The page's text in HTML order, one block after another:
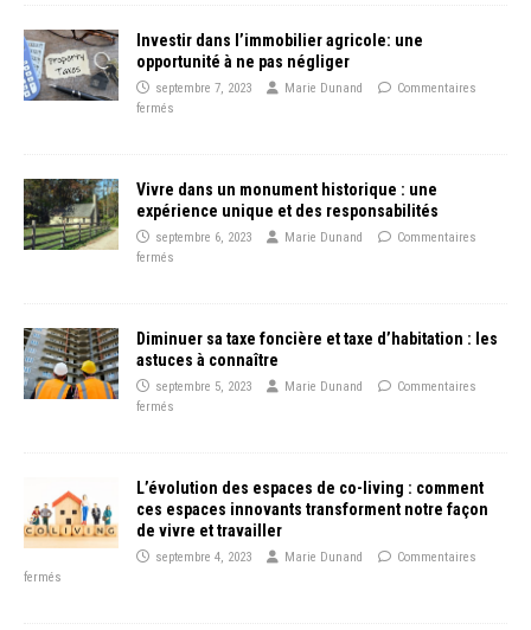
Investir dans l’immobilier agricole: une
opportunité à ne pas négliger
septembre 7, 2023 Marie Dunand
Commentaires
fermés
Vivre dans un monument historique : une
expérience unique et des responsabilités
septembre 6, 2023 Marie Dunand
Commentaires
fermés
Diminuer sa taxe foncière et taxe d’habitation : les
astuces à connaître
septembre 5, 2023 Marie Dunand
Commentaires
fermés
L’évolution des espaces de co-living : comment
ces espaces innovants transforment notre façon
de vivre et travailler
septembre 4, 2023 Marie Dunand
Commentaires
fermés